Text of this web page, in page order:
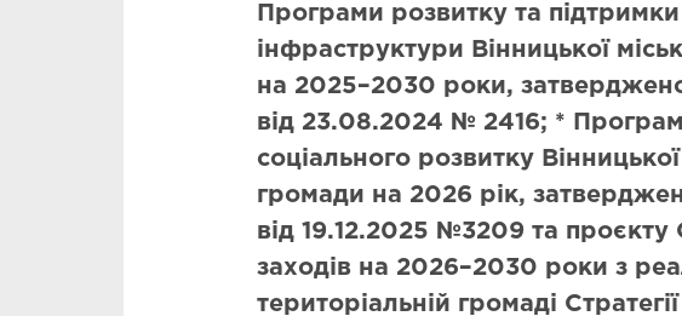
Програми розвитку та
інфраструктури Вінницької
на 2025–2030 роки,
від 23.08.2024 № 2416; *
соціального розвитку
громади на 2026 рік,
від 19.12.2025 №3209 та проєкту
заходів на 2026–2030 роки з
територіальній громаді